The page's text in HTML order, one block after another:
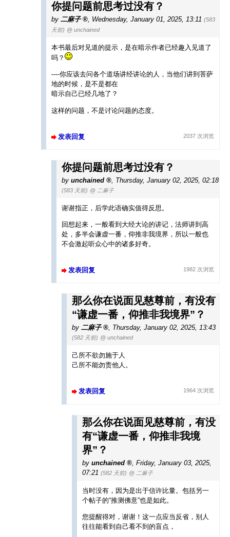
你提问题前思考过没有？
by 二麻子 , Wednesday, January 01, 2025, 13:11 (583
天前) @ unchained
本书最后对见道的提示，是在暗示作者已经趣入见道了
吗？
----你应该去问各个道场讲经讲论的人，当他们讲到菩萨
地的时候，是不是都在
暗示自己已经几地了？
这样的问题，不是讨论问题的态度。
发表回复 2037 次浏览
你提问题前思考过没有？
by unchained Thursday, January 02, 2025, 02:18
(583 天前) @ 二麻子
谢谢指正，后学此语确实值得反思。
回想起来，一般看到大经大论的讲记，法师讲到高
处，多半会谦虚一番，仰推非我境界，所以一般也
不会激起听众心中的诸多好奇。
发表回复 1982 次浏览
那么你在说面见慈尊前，有没有
“谦虚一番，仰推非我境界”？
by 二麻子 , Thursday, January 02, 2025, 13:43
(582 天前) @ unchained
己所不欲勿施于人
己所不能勿责他人。
发表回复 1964 次浏览
那么你在说面见慈尊前，有没
有“谦虚一番，仰推非我境
界”？
by unchained
Friday, January 03, 2025,
07:21 (582 天前) @ 二麻子
当时没有，因为是出于信许比量。包括另一
个帖子的“推测佛意”也是如此。
您提醒得对，谢谢！这一点应当反省，别人
往往能看到自己看不到的盲点，